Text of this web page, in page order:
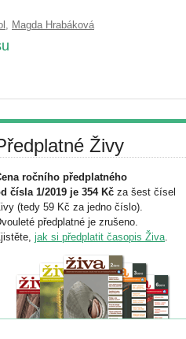
, Magda Hrabáková
Živy
ročního předplatného
čísla 1/2019 je 354 Kč za šest čísel
(tedy 59 Kč za jedno číslo).
předplatné je zrušeno.
jak si předplatit časopis Živa.